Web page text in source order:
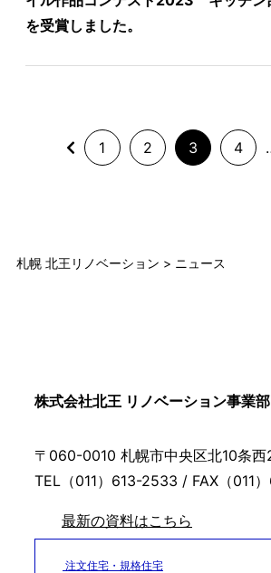
を受賞しました。
1 2 3 4
札幌 北王リノベーション > ニュース
株式会社北王 リノベーション事業部
〒060-0010 札幌市中央区北10条
TEL（011）613-2533 / FAX（011
最新の資料はこちら
注文住宅・規格住宅